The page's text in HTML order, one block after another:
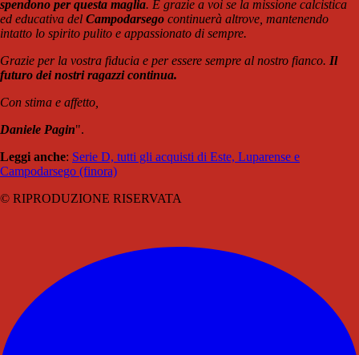
spendono per questa maglia. È grazie a voi se la missione calcistica
ed educativa del Campodarsego continuerà altrove, mantenendo
intatto lo spirito pulito e appassionato di sempre.
Grazie per la vostra fiducia e per essere sempre al nostro fianco. Il
futuro dei nostri ragazzi continua.
Con stima e affetto,
Daniele Pagin".
Leggi anche: Serie D, tutti gli acquisti di Este, Luparense e
Campodarsego (finora)
© RIPRODUZIONE RISERVATA